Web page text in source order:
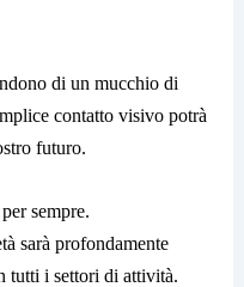
di un mucchio di
contatto visivo potrà
futuro.
sempre.
sarà profondamente
tutti i settori di attività.